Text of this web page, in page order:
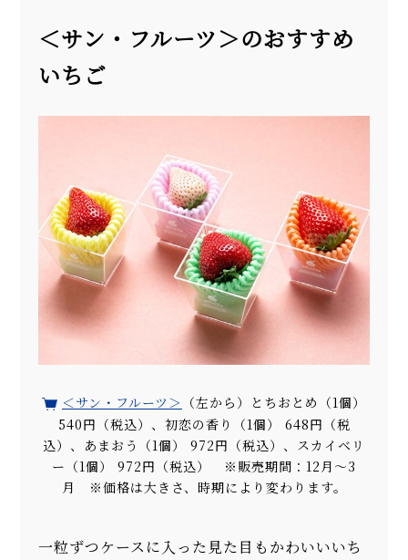
＜サン・フルーツ＞のおすすめ
いちご
＜サン・フルーツ＞ （左から）とちおとめ（1個）
540円（税込）、初恋の香り（1個） 648円（税
込）、あまおう（1個） 972円（税込）、スカイベリ
ー（1個） 972円（税込） ※販売期間：12月〜3
月 ※価格は大きさ、時期により変わります。
一粒ずつケースに入った見た目もかわいいいち